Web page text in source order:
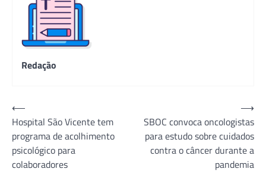
Redação
Navegação
de
Post
⟵
Hospital São Vicente tem
programa de acolhimento
psicológico para
colaboradores
SBOC convoca oncologistas
para estudo sobre cuidados
contra o câncer durante a
pandemia
⟶